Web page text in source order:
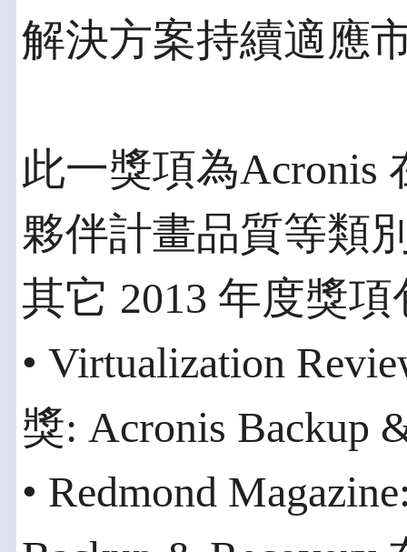
解決方案持續適應
此一獎項為Acronis
夥伴計畫品質等類
其它 2013 年度獎項
• Virtualization
獎: Acronis Backup
• Redmond